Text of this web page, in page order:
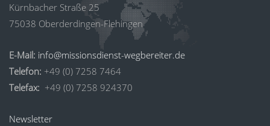
Kürnbacher Straße 25
75038 Oberderdingen-Flehingen
E-Mail: info@missionsdienst-wegbereiter.de
Telefon: +49 (0) 7258 7464
Telefax: +49 (0) 7258 924370
Newsletter